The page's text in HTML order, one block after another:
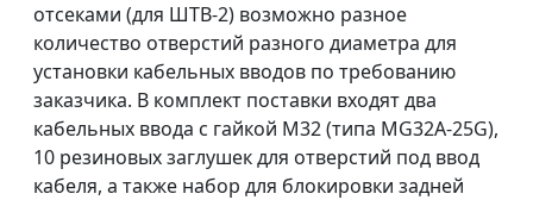
отсеками (для ШТВ-2) возможно разное
количество отверстий разного диаметра для
установки кабельных вводов по требованию
заказчика. В комплект поставки входят два
кабельных ввода с гайкой М32 (типа MG32A-25G),
10 резиновых заглушек для отверстий под ввод
кабеля, а также набор для блокировки задней